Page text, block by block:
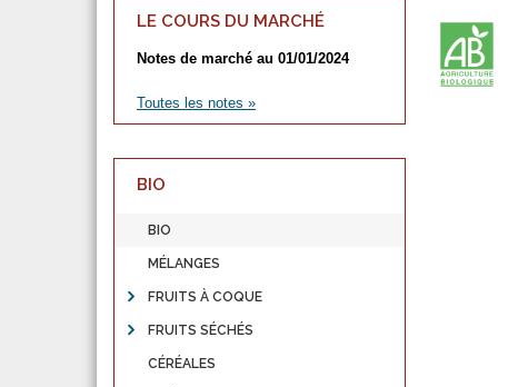
LE COURS DU MARCHÉ
Notes de marché au 01/01/2024
Toutes les notes »
BIO
BIO
MÉLANGES
FRUITS À COQUE
FRUITS SÉCHÉS
CÉRÉALES